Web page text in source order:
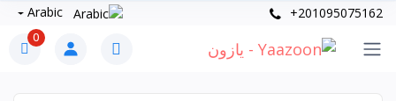
+201095075162
0